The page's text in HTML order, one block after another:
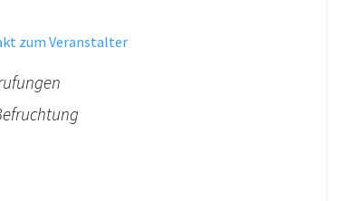
zum Veranstalter